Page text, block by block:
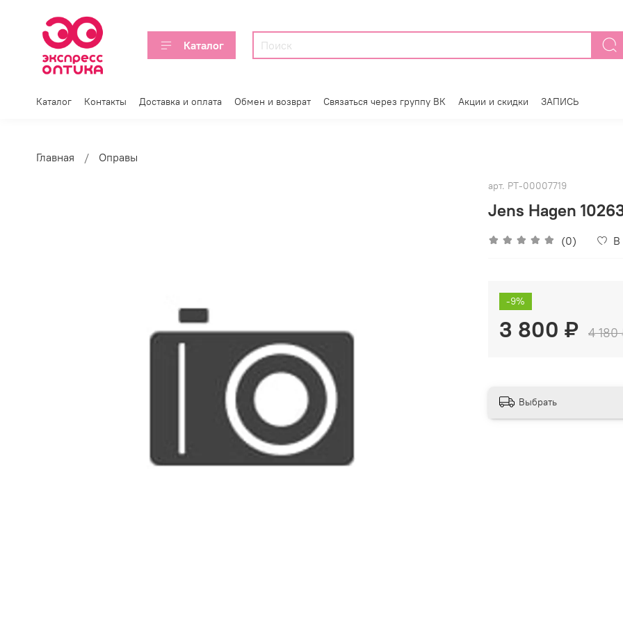
Каталог
Каталог Контакты Доставка и оплата Обмен и возврат Связаться через группу ВК Акции и скидки ЗАПИСЬ
Главная Оправы
арт. РТ-00007719
Jens Hagen
(0) В
-9%
3 800 ₽ 4 180
Выбрать